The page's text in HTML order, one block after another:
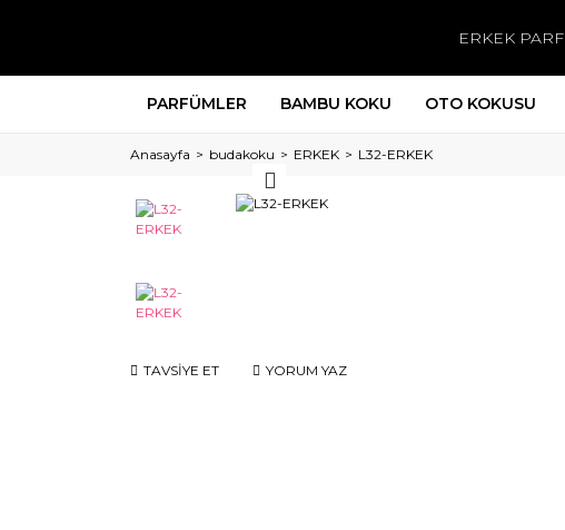
ERKEK
PARFÜMLER BAMBU KOKU OTO KOKUSU
Anasayfa budakoku ERKEK L32-ERKEK
TAVSİYE ET YORUM YAZ